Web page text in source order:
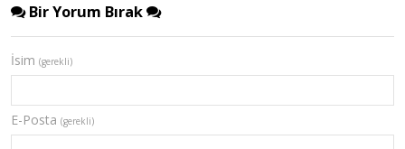
Bir Yorum Bırak
İsim (gerekli)
E-Posta (gerekli)